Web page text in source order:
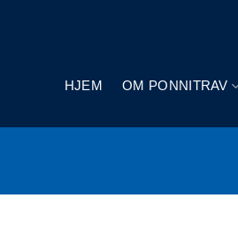
HJEM OM PONNITRAV